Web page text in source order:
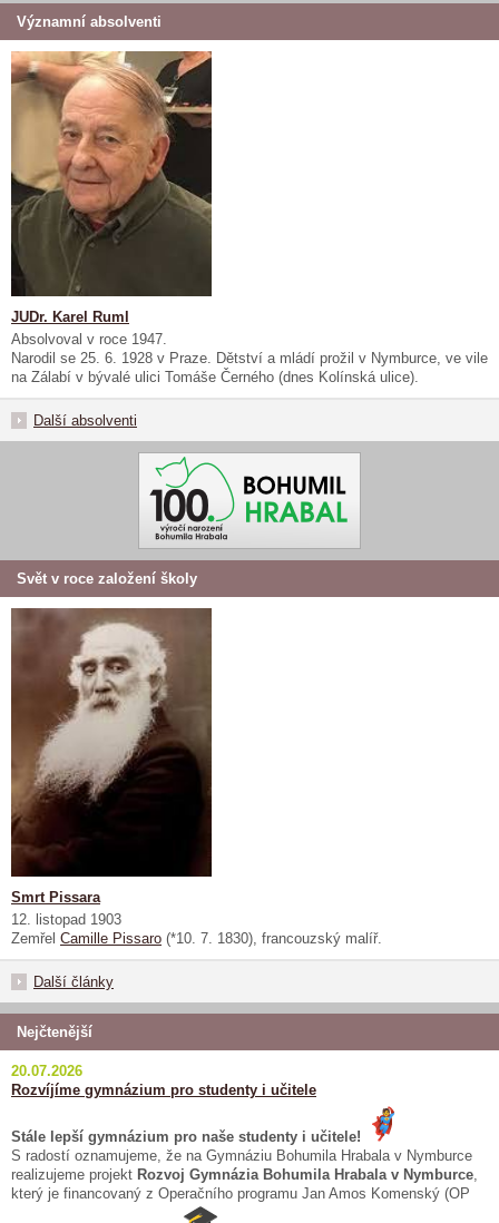
Významní absolventi
JUDr. Karel Ruml
Absolvoval v roce 1947.
Narodil se 25. 6. 1928 v Praze. Dětství a mládí prožil v Nymburce, ve vile
na Zálabí v bývalé ulici Tomáše Černého (dnes Kolínská ulice).
Další absolventi
Svět v roce založení školy
Smrt Pissara
12. listopad 1903
Zemřel Camille Pissaro (*10. 7. 1830), francouzský malíř.
Další články
Nejčtenější
20.07.2026
Rozvíjíme gymnázium pro studenty i učitele
Stále lepší gymnázium pro naše studenty i učitele!
S radostí oznamujeme, že na Gymnáziu Bohumila Hrabala v Nymburce
realizujeme projekt Rozvoj Gymnázia Bohumila Hrabala v Nymburce
který je financovaný z Operačního programu Jan Amos Komenský (OP